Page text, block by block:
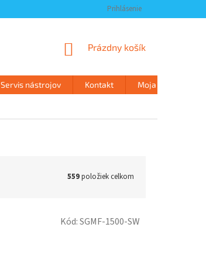
Prihlásenie
NÁKUPNÝ
Prázdny košík
Servis nástrojov Kontakt Moja objednávka
559položiek celkom
Kód:SGMF-1500-SW